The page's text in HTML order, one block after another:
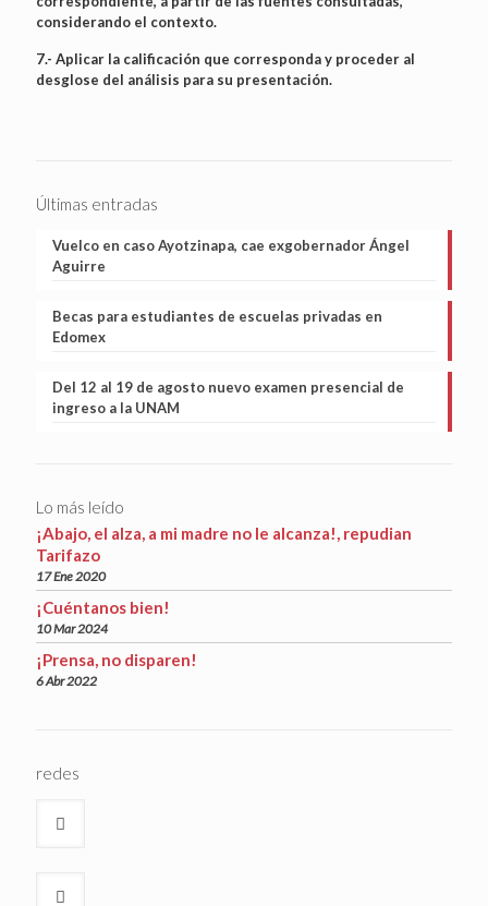
considerando el contexto.
7.- Aplicar la calificación que corresponda y proceder al
desglose del análisis para su presentación.
Últimas entradas
Vuelco en caso Ayotzinapa, cae exgobernador Ángel
Aguirre
Becas para estudiantes de escuelas privadas en
Edomex
Del 12 al 19 de agosto nuevo examen presencial de
ingreso a la UNAM
Lo más leído
¡Abajo, el alza, a mi madre no le alcanza!, repudian
Tarifazo
17 Ene 2020
¡Cuéntanos bien!
10 Mar 2024
¡Prensa, no disparen!
6 Abr 2022
redes